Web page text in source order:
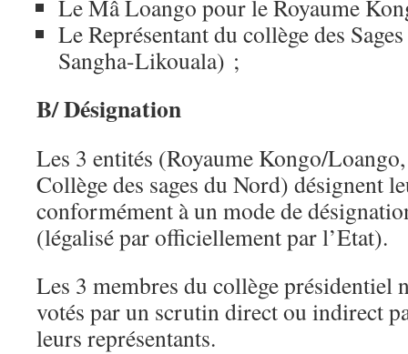
Le Mâ Loango pour le Royaume
Le Représentant du collège des
Sangha-Likouala) ;
B/ Désignation
Les 3 entités (Royaume Kongo/
Collège des sages du Nord) désignent
conformément à un mode de
(légalisé par officiellement par l’Etat).
Les 3 membres du collège présidentiel
votés par un scrutin direct ou indirect
leurs représentants.